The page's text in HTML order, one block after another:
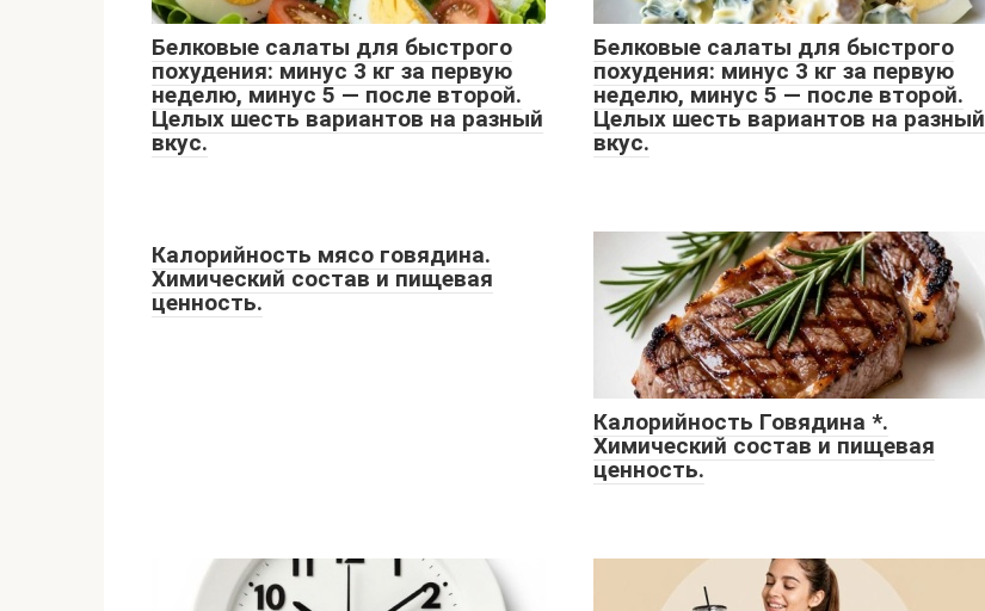
Белковые салаты для быстрого
похудения: минус 3 кг за первую
неделю, минус 5 — после второй.
Целых шесть вариантов на разный
вкус.
Белковые салаты для быстрого
похудения: минус 3 кг за первую
неделю, минус 5 — после второй.
Целых шесть вариантов на разный
вкус.
Калорийность мясо говядина.
Химический состав и пищевая
ценность.
Калорийность Говядина *.
Химический состав и пищевая
ценность.